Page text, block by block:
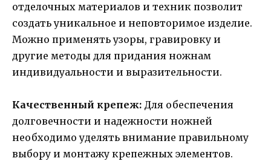
отделочных материалов и техник позволит
создать уникальное и неповторимое изделие.
Можно применять узоры, гравировку и
другие методы для придания ножнам
индивидуальности и выразительности.
Качественный крепеж: Для обеспечения
долговечности и надежности ножней
необходимо уделять внимание правильному
выбору и монтажу крепежных элементов.